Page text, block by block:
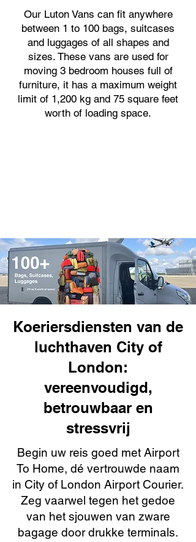
Our Luton Vans can fit anywhere
between 1 to 100 bags, suitcases
and luggages of all shapes and
sizes. These vans are used for
moving 3 bedroom houses full of
furniture, it has a maximum weight
limit of 1,200 kg and 75 square feet
worth of loading space.
Koeriersdiensten van de
luchthaven City of
London:
vereenvoudigd,
betrouwbaar en
stressvrij
Begin uw reis goed met Airport
To Home, dé vertrouwde naam
in City of London Airport Courier.
Zeg vaarwel tegen het gedoe
van het sjouwen van zware
bagage door drukke terminals.